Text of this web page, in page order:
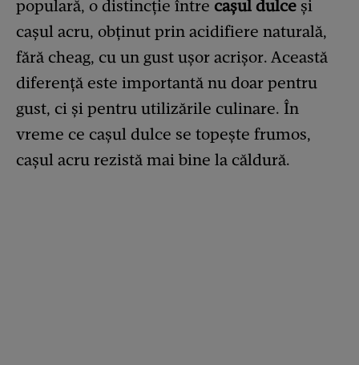
populară, o distincție între cașul dulce și
cașul acru, obținut prin acidifiere naturală,
fără cheag, cu un gust ușor acrișor. Această
diferență este importantă nu doar pentru
gust, ci și pentru utilizările culinare. În
vreme ce cașul dulce se topește frumos,
cașul acru rezistă mai bine la căldură.